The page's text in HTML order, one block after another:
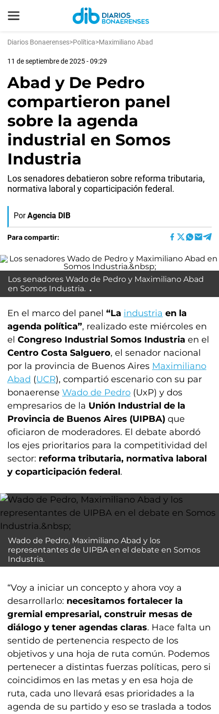
Diarios Bonaerenses>Política>Maximiliano Abad
11 de septiembre de 2025 - 09:29
Abad y De Pedro
compartieron panel
sobre la agenda
industrial en Somos
Industria
Los senadores debatieron sobre reforma tributaria,
normativa laboral y coparticipación federal.
Por Agencia DIB
Para compartir:
Los senadores Wado de Pedro y Maximiliano Abad
en Somos Industria.
En el marco del panel “La industria en la
agenda política”, realizado este miércoles en
el Congreso Industrial Somos Industria en el
Centro Costa Salguero, el senador nacional
por la provincia de Buenos Aires Maximiliano
Abad (UCR), compartió escenario con su par
bonaerense Wado de Pedro (UxP) y dos
empresarios de la Unión Industrial de la
Provincia de Buenos Aires (UIPBA) que
oficiaron de moderadores. El debate abordó
los ejes prioritarios para la competitividad del
sector: reforma tributaria, normativa laboral
y coparticipación federal.
Wado de Pedro, Maximiliano Abad y los
representantes de UIPBA en el debate en Somos
Industria.
“Voy a iniciar un concepto y ahora voy a
desarrollarlo: necesitamos fortalecer la
gremial empresarial, construir mesas de
diálogo y tener agendas claras. Hace falta un
sentido de pertenencia respecto de los
objetivos y una hoja de ruta común. Podemos
pertenecer a distintas fuerzas políticas, pero si
coincidimos en las metas y en esa hoja de
ruta, cada uno llevará esas prioridades a la
agenda de su partido y eso se traslada a todos